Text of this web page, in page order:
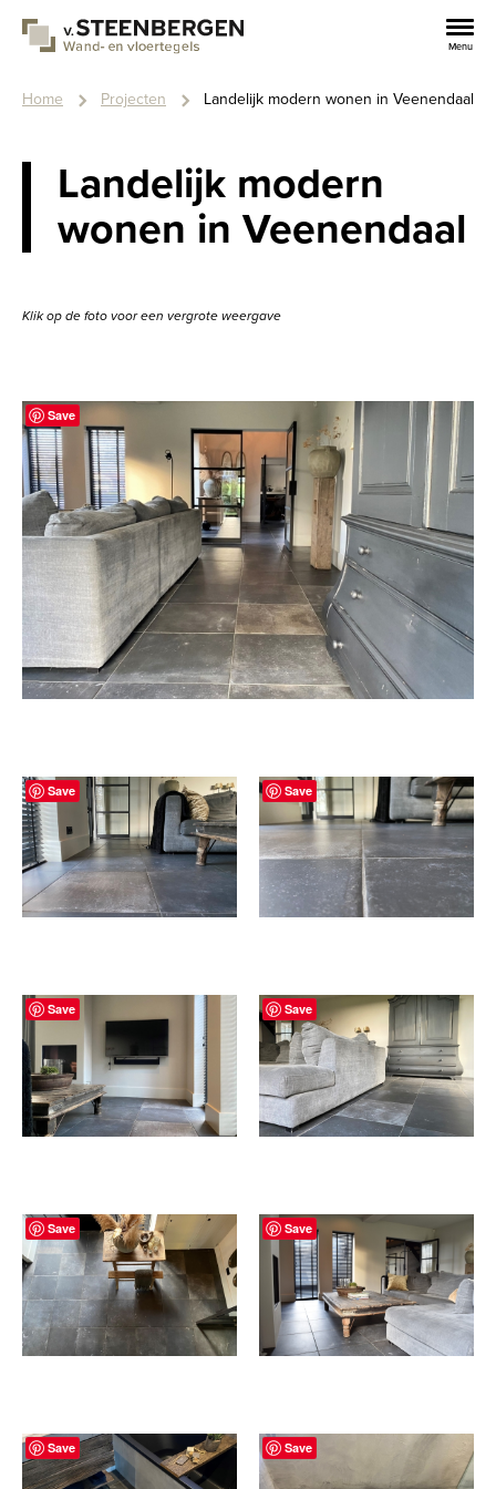
inhoud
Menu
Kruimelpad
Home Projecten Landelijk modern wonen in Veenendaal
Landelijk modern
wonen in Veenendaal
Klik op de foto voor een vergrote weergave
Save
Save Save
Save Save
Save Save
Save Save